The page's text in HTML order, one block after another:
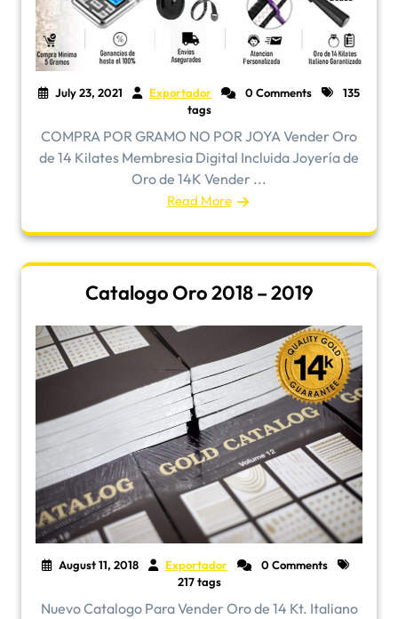
July 23, 2021 Exportador 0 Comments
135
tags
COMPRA POR GRAMO NO POR JOYA Vender Oro
de 14 Kilates Membresia Digital Incluida Joyería de
Oro de 14K Vender ...
Read More
Catalogo Oro 2018 – 2019
August 11, 2018 Exportador
0 Comments
217 tags
Nuevo Catalogo Para Vender Oro de 14 Kt. Italiano